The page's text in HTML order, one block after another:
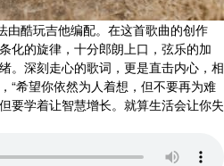
由酷玩吉他编配。在这首歌曲的创作
化的旋律，十分郎朗上口，弦乐的加
。深刻走心的歌词，更是直击内心，相
“希望你依然为人着想，但不要再为难
要学着让智慧增长。就算生活会让你失